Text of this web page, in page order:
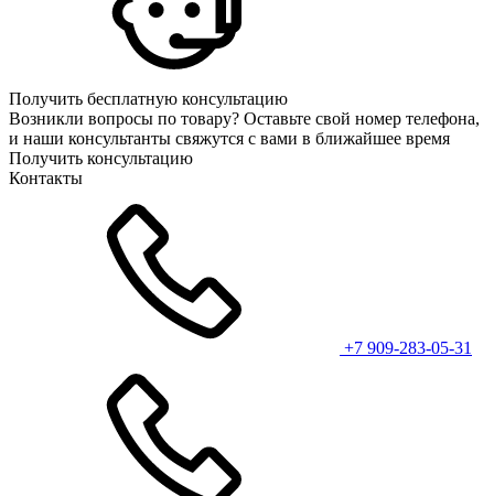
Получить бесплатную консультацию
Возникли вопросы по товару? Оставьте свой номер телефона,
и наши консультанты свяжутся с вами в ближайшее время
Получить консультацию
Контакты
+7 909-283-05-31